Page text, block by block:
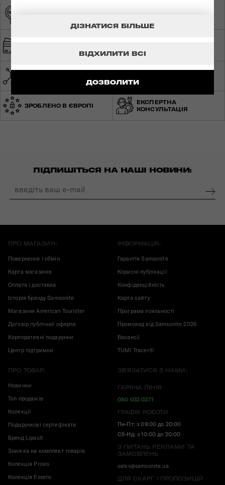
ДОЗВОЛИТИ
ВІДХИЛИТИ ВСІ
ДІЗНАТИСЯ БІЛЬШЕ
ДОСТАВКА
ЗРОБЛЕНО В ЄВРОПІ
ЕКСПЕРТНА
КОНСУЛЬТАЦІЯ
ПІДПИШІТЬСЯ НА НАШІ НОВИНИ:
ПРО МАГАЗИН:
Повернення і обмін
Карта магазинів
Оплата і доставка
Історія бренду Samsonite
Магазини American Tourister
Договір публічної оферти
Корпоративні подарунки
Центр підтримки
ІНФОРМАЦІЯ:
Гарантія Samsonite
Корисні публікації
Конфіденційність
Карта сайту
Програма лояльності
Промокод від Samsonite 2026
Вакансії
TUMI Tracer®
ПРО ТОВАР:
Новинки
Топ продажів
Колекції
Подарункові сертифікати
Бренд Lipault
Знижка на комплект товарів
Колекція Proxis
Колекція Essens
ЗВ'ЯЗАТИСЯ З НАМИ:
ГАРЯЧА ЛІНІЯ
080 033 0371
ГРАФІК РОБОТИ
Пн-Пт: з 09:00 до 20:00
Сб-Нд: з 10:00 до 20:00
З ПИТАНЬ РЕКЛАМИ ТА
ЗАМОВЛЕНЬ
sales@samsonite.ua
ДЛЯ СКАРГ І ПРОПОЗИЦІЙ